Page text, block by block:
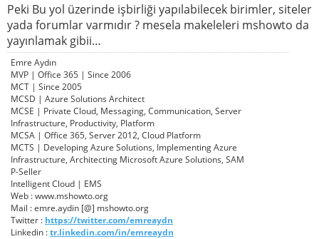
Peki Bu yol üzerinde işbirliği yapılabilecek birimler, siteler
yada forumlar varmıdır ? mesela makeleleri mshowto da
yayınlamak gibii…
Emre Aydın
MVP | Office 365 | Since 2006
MCT | Since 2005
MCSD | Azure Solutions Architect
MCSE | Private Cloud, Messaging, Communication, Server
Infrastructure, Productivity, Platform
MCSA | Office 365, Server 2012, Cloud Platform
MCTS | Developing Azure Solutions, Implementing Azure
Infrastructure, Architecting Microsoft Azure Solutions, SAM
P-Seller
Intelligent Cloud | EMS
Web : www.mshowto.org
Mail : emre.aydin [@] mshowto.org
Twitter : https://twitter.com/emreaydn
Linkedin :tr.linkedin.com/in/emreaydn